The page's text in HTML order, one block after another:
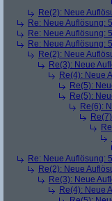
Re(2): Neue
Re: Neue Auflösung:
Re: Neue Auflösung:
Re: Neue Auflösung:
Re(2): Neue
Re(3): Neue
Re(4): Neue
Re(5):
Re(5):
Re(6):
Re: Neue Auflösung:
Re(2): Neue
Re(3): Neue
Re(4): Neue